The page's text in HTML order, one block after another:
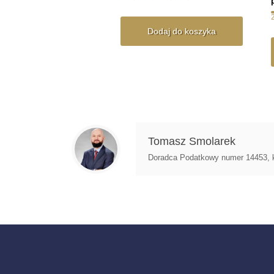
Dodaj do koszyka
Tomasz Smolarek
Doradca Podatkowy numer